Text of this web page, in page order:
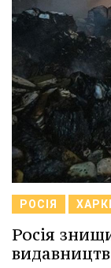
РОСІЯ
Росія